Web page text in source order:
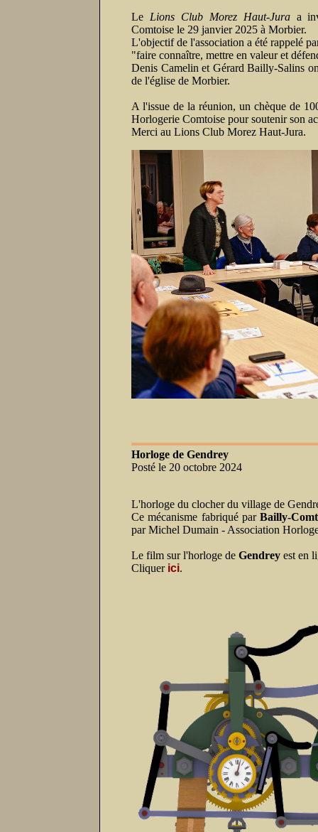
Le Lions Club Morez Haut-Juraa
Comtoise le 29 janvier 2025 à Morbier.
L'objectif de l'association a été rappelé
"faire connaître, mettre en valeur et
Denis Camelin et Gérard Bailly-Salins
de l'église de Morbier.
A l'issue de la réunion, un chèque de
Horlogerie Comtoise pour soutenir son
Merci au Lions Club Morez Haut-Jura.
Horloge de Gendrey
Posté le 20 octobre 2024
L'horloge du clocher du village de
Ce mécanisme fabriqué parBailly-
par Michel Dumain - Association
Le film sur l'horloge de Gendrey est en
Cliquer ici.